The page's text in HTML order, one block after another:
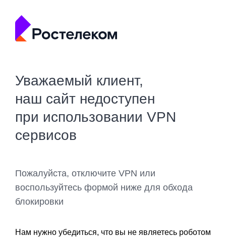
Уважаемый клиент,
наш сайт недоступен
при использовании VPN
сервисов
Пожалуйста, отключите VPN или
воспользуйтесь формой ниже для обхода
блокировки
Нам нужно убедиться, что вы не являетесь роботом